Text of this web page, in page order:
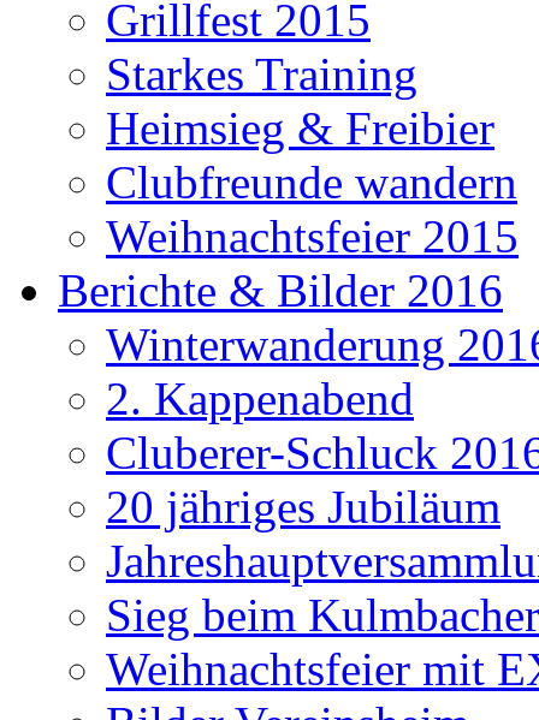
Grillfest 2015
Starkes Training
Heimsieg & Freibier
Clubfreunde wandern
Weihnachtsfeier 2015
Berichte & Bilder 2016
Winterwanderung
2. Kappenabend
Cluberer-Schluck
20 jähriges Jubiläum
Sieg beim
Weihnachtsfeier mit